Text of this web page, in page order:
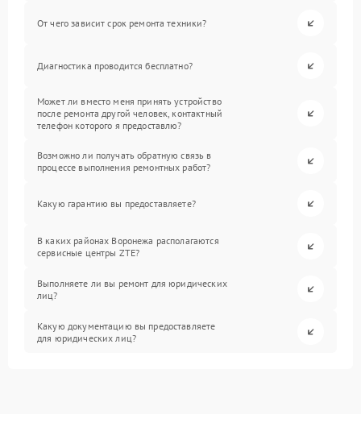
От чего зависит срок ремонта техники?
Диагностика проводится бесплатно?
Может ли вместо меня принять устройство
после ремонта другой человек, контактный
телефон которого я предоставлю?
Возможно ли получать обратную связь в
процессе выполнения ремонтных работ?
Какую гарантию вы предоставляете?
В каких районах Воронежа располагаются
сервисные центры ZTE?
Выполняете ли вы ремонт для юридических
лиц?
Какую документацию вы предоставляете
для юридических лиц?